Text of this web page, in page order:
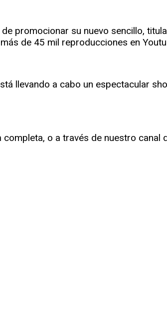
promocionar su nuevo sencillo,
de 45 mil reproducciones en
llevando a cabo un espectacular
o a través de nuestro